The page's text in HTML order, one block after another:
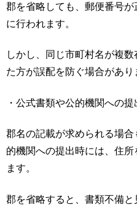
郡を省略しても、郵便番号
に行われます。
しかし、同じ市町村名が複
た方が誤配を防ぐ場合があり
・公式書類や公的機関への提
郡名の記載が求められる場
的機関への提出時には、住
ます。
郡を省略すると、書類不備